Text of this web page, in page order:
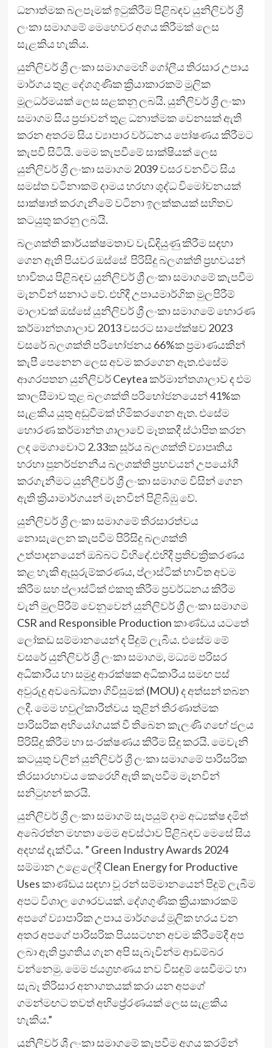
ධනාත්මක බලපෑමක් ඉටුකිරීම පිළිබඳව යුනිලිවර් ශ්‍රී
ලංකා සමාගමේ මෙහෙවර අගය කිරීමක් ලෙස
සැළකිය හැකිය.
යුනිලිවර් ශ්‍රී ලංකා සමාගමෙහි ගෝලීය තිරසාර උපාය
මාර්ගය තුළ දේශගුණික ක්‍රියාකාරකම් මූලික
මූලධර්මයක් ලෙස සළකනු ලබයි. යුනිලිවර් ශ්‍රී ලංකා
සමාගම සිය ප්‍රජාවන් තුළ ධනාත්මක වෙනසක් ඇති
කරන අතරම සිය ව්‍යාපාර වර්ධනය පෝෂණය කිරීමට
කැපවී සිටියි. මෙම කැපවීමේ සාක්ෂියක් ලෙස
යුනිලිවර් ශ්‍රී ලංකා සමාගම 2039 වසර වනවිට සිය
සමස්ත වටිනාකම් දාමය හරහා ශුද්ධ විමෝචනයක්
සාක්ෂාත් කරගැනීමේ වටිනා ඉලක්කයක් සහිතව
කටයුතු කරනු ලබයි.
බලශක්ති කාර්යක්ෂමතාව වැඩිදියුණු කිරීම සඳහා
ගෙන ඇති පියවර ඔස්සේ පිරිසිදු බලශක්ති ප්‍රභවයන්
භාවිතය පිළිබඳව යුනිලිවර් ශ්‍රී ලංකා සමාගමේ කැපවීම
මැනවින් සනාථ වේ. එහිදී උපායමාර්ගික මුලපිරීම්
මාලාවක් ඔස්සේ යුනිලිවර් ශ්‍රී ලංකා සමාගමේ හොරණ
කර්මාන්තශාලාව 2013 වසරට සාපේක්ෂව 2023
වසරේ බලශක්ති පරිභෝජනය 66%ක ප්‍රමාණයකින්
කැපී පෙනෙන ලෙස අවම කරගෙන ඇත.එසේම
ආගරපතන යුනිලිවර් Ceytea කර්මාන්තශාලාව ද එම
කාලසීමාව තුළ බලශක්ති පරිභෝජනයෙන් 41%ක
සැළකිය යුතු අඩුවීමක් හිමිකරගෙන ඇත. එසේම
හොරණ කර්මාන්ත ශාලාවේ මෑතකදී ස්ථාපිත කරන
ලද මෙගාවොට් 2.33ක සූර්ය බලශක්ති ව්‍යාපෘතිය
හරහා පුනර්ජනනීය බලශක්ති ප්‍රභවයන් උපයෝගී
කරගැනීමට යුනිලීවර් ශ්‍රී ලංකා සමාගම විසින් ගෙන
ඇති ක්‍රියාමාර්ගයන් මැනවින් පිළිබිඹු වේ.
යුනිලිවර් ශ්‍රී ලංකා සමාගමේ තිරසාරත්වය
නොසැලෙන කැපවීම පිරිසිදු බලශක්ති
උත්පාදනයෙන් ඔබ්බට විහිදේ.එහිදී ප්‍රතිචක්‍රිකරණය
කළ හැකි ඇසුරුම්කරණය, ප්ලාස්ටික් භාවිත අවම
කිරීම සහ ප්ලාස්ටික් එකතු කිරීම ප්‍රවර්ධනය කිරීම
වැනි මුලපිරීම් වෙනුවෙන් යුනිලිවර් ශ්‍රී ලංකා සමාගම
CSR and Responsible Production කාණ්ඩය යටතේ
ලෝකඩ සම්මානයෙන් ද පිදුම් ලැබීය. එසේම මේ
වසරේ යුනිලිවර් ශ්‍රී ලංකා සමාගම, මධ්‍යම පරිසර
අධිකාරීය හා සමුද්‍ර ආරක්ෂක අධිකාරීය සමඟ පස්
අවුරුදු අවබෝධතා ගිවිසුමක් (MOU) ද අත්සන් තබන
ලදී. මෙම හවුල්කාරීත්වය තුළින් තිරණාත්මක
පාරිසරික අභියෝගයක් වී තිබෙන කැලණි ගඟේ ජලය
පිරිසිදු කිරීම හා සංරක්ෂණය කිරීම සිදු කරයි. මෙවැනි
කටයුතු වලින් යුනිලිවර් ශ්‍රී ලංකා සමාගමේ පාරිසරික
තිරසාරභාවය කෙරෙහි ඇති කැපවීම මැනවින්
සනිටුහන් කරයි.
යුනිලිවර් ශ්‍රී ලංකා සමාගම් සැපයුම් දාම අධ්‍යක්ෂ දමිත්
අබේරත්න මහතා මෙම අවස්ථාව පිළිබඳව මෙසේ සිය
අදහස් දැක්වීය. ” Green Industry Awards 2024
සම්මාන උළෙලේදී Clean Energy for Productive
Uses කාණ්ඩය සඳහා වූ රන් සම්මානයෙන් පිදුම් ලැබීම
අපට විශාල ගෞරවයක්. දේශගුණික ක්‍රියාකාරකම්
අපගේ ව්‍යාපාරික උපාය මාර්ගයේ මූලික හරය වන
අතර අපගේ පාරිසරික පියසටහන අවම කිරීමේදී අප
ලබා ඇති ප්‍රගතිය ගැන අපි සැබෑවින්ම ආඩම්බර
වන්නෙමු. මෙම ජයග්‍රහණය නව විසඳුම් සෙවීමට හා
සැබෑ තිරිසාර අනාගතයක් කරා යන අපගේ
ගමන්මඟට තවත් අභිප්‍රේරණයක් ලෙස සැළකිය
හැකිය.”
යුනිලිවර් ශ්‍රී ලංකා සමාගමේ කැපවීම අගය කරමින්